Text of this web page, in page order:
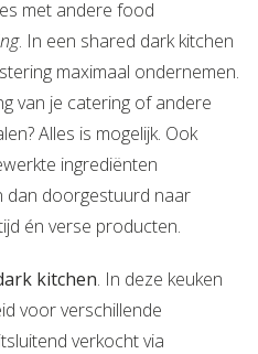
met andere food
. In een shared dark kitchen
maximaal ondernemen.
van je catering of andere
Alles is mogelijk. Ook
ingrediënten
dan doorgestuurd naar
én verse producten.
kitchen. In deze keuken
voor verschillende
verkocht via